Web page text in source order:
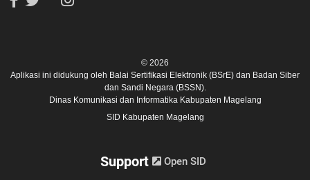
© 2026
Aplikasi ini didukung oleh Balai Sertifikasi Elektronik (BSrE) dan Badan Siber
dan Sandi Negara (BSSN).
Dinas Komunikasi dan Informatika Kabupaten Magelang
SID Kabupaten Magelang
Support Open SID